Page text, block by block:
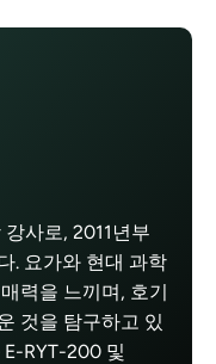
사로, 2011년부
. 요가와 현대 과학
력을 느끼며, 호기
것을 탐구하고 있
RYT-200 및